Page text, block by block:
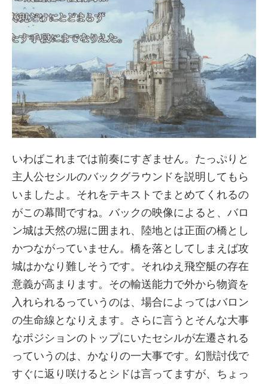
いわばこれまでは前奏にすぎません。たっぷりと
主人公セシルのバックグラウンドを説明してもら
いましたよ。それをテキストでまとめてくれるの
がこの幕間ですね。バックの映像によると、バロ
ン城は天然の堀に囲まれ、陸地とは正面の橋とし
かつながっていません。橋を落としてしまえば攻
城はかなり難しそうです。それゆえ飛空艇の存在
意義が高まります。その輸送能力で外から物資を
入れられるっていうのは、場合によってはバロン
の生命線となりえます。さらに言うとそんな大事
なポジションのトップにいたセシルが左遷される
っていうのは、かなりの一大事です。幻獣討伐で
すぐに返り咲けるとシドは言ってますが、ちょっ